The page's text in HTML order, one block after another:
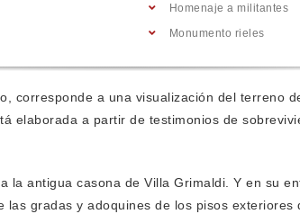
Homenaje a militantes
Monumento rieles
corresponde a una visualización del terreno
elaborada a partir de testimonios de
la antigua casona de Villa Grimaldi. Y en su
gradas y adoquines de los pisos